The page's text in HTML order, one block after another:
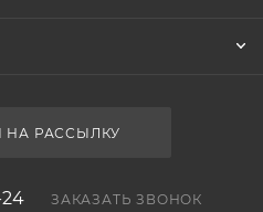
НА РАССЫЛКУ
ЗАКАЗАТЬ ЗВОНОК